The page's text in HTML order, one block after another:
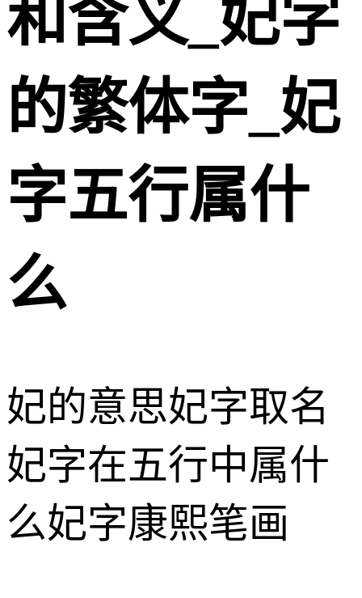
和含义_妃字
的繁体字_妃
字五行属什
么
妃的意思妃字取名
妃字在五行中属什
么妃字康熙笔画